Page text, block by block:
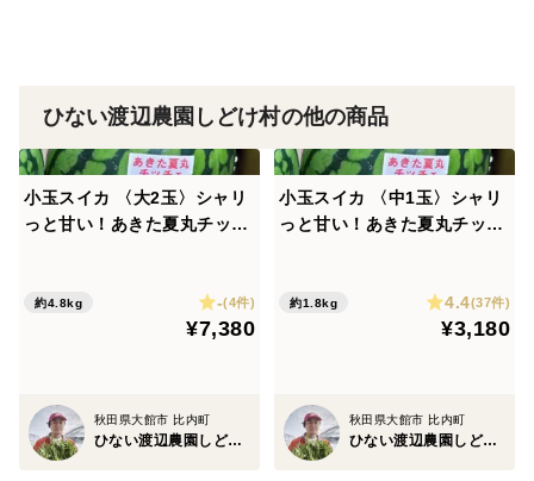
ひない渡辺農園しどけ村の他の商品
小玉スイカ 〈大2玉〉シャリ
っと甘い！あきた夏丸チッチ
約4.8kg -(4件)
¥7,380
秋田県大館市 比内町
ひない渡辺農園しどけ村
小玉スイカ 〈中1玉〉シャリ
っと甘い！あきた夏丸チッチ
約1.8kg 4.4(37件)
¥3,180
秋田県大館市 比内町
ひない渡辺農園しどけ村